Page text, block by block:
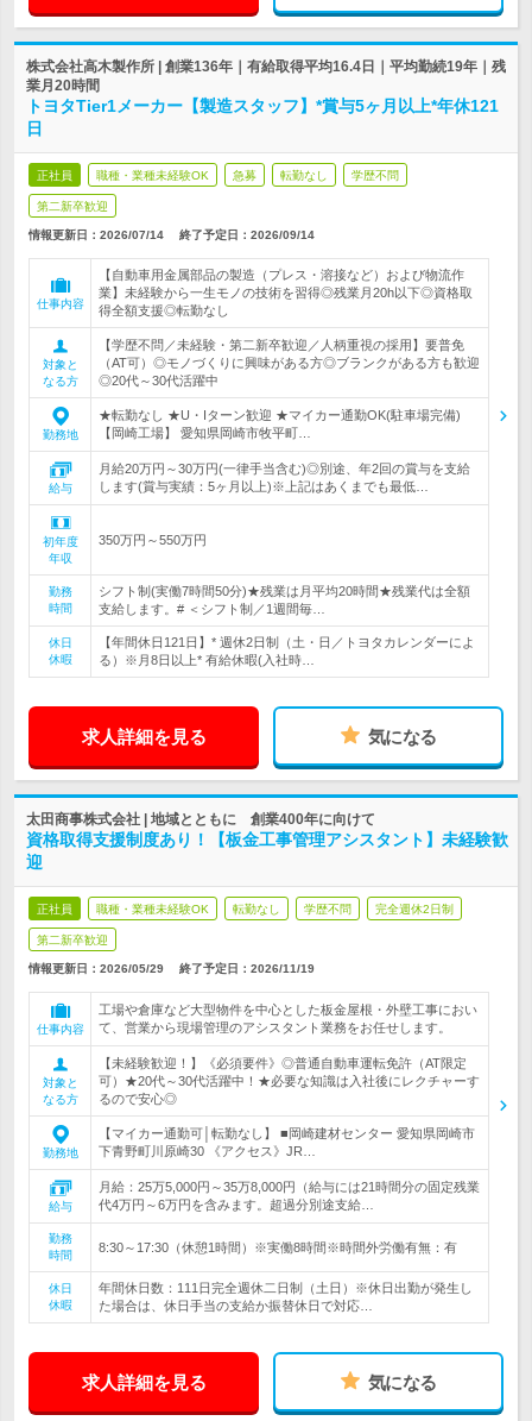
株式会社高木製作所 | 創業136年｜有給取得平均16.4日｜平均勤続19年｜残
業月20時間
トヨタTier1メーカー【製造スタッフ】*賞与5ヶ月以上*年休121
日
正社員 職種・業種未経験OK 急募 転勤なし 学歴不問
第二新卒歓迎
情報更新日：2026/07/14 終了予定日： 2026/09/14
仕事内容
【自動車用金属部品の製造（プレス・溶接など）および物流作
業】未経験から一生モノの技術を習得◎残業月20h以下◎資格取
得全額支援◎転勤なし
対象と
なる方
【学歴不問／未経験・第二新卒歓迎／人柄重視の採用】要普免
（AT可）◎モノづくりに興味がある方◎ブランクがある方も歓迎
◎20代～30代活躍中
勤務地
★転勤なし ★U・Iターン歓迎 ★マイカー通勤OK(駐車場完備)
【岡崎工場】 愛知県岡崎市牧平町…
給与
月給20万円～30万円(一律手当含む)◎別途、年2回の賞与を支給
します(賞与実績：5ヶ月以上)※上記はあくまでも最低…
初年度
年収
350万円～550万円
勤務
時間
シフト制(実働7時間50分)★残業は月平均20時間★残業代は全額
支給します。# ＜シフト制／1週間毎…
休日
休暇
【年間休日121日】* 週休2日制（土・日／トヨタカレンダーによ
る）※月8日以上* 有給休暇(入社時…
求人詳細を見る 気になる
太田商事株式会社 | 地域とともに 創業400年に向けて
資格取得支援制度あり！【板金工事管理アシスタント】未経験歓
迎
正社員 職種・業種未経験OK 転勤なし 学歴不問 完全週休2日制
第二新卒歓迎
情報更新日：2026/05/29 終了予定日： 2026/11/19
仕事内容
工場や倉庫など大型物件を中心とした板金屋根・外壁工事におい
て、営業から現場管理のアシスタント業務をお任せします。
対象と
なる方
【未経験歓迎！】《必須要件》◎普通自動車運転免許（AT限定
可）★20代～30代活躍中！★必要な知識は入社後にレクチャーす
るので安心◎
勤務地
【マイカー通勤可│転勤なし】 ■岡崎建材センター 愛知県岡崎市
下青野町川原崎30 《アクセス》JR…
給与
月給：25万5,000円～35万8,000円（給与には21時間分の固定残業
代4万円～6万円を含みます。超過分別途支給…
勤務
時間
8:30～17:30（休憩1時間）※実働8時間※時間外労働有無：有
休日
休暇
年間休日数：111日完全週休二日制（土日）※休日出勤が発生し
た場合は、休日手当の支給か振替休日で対応…
求人詳細を見る 気になる